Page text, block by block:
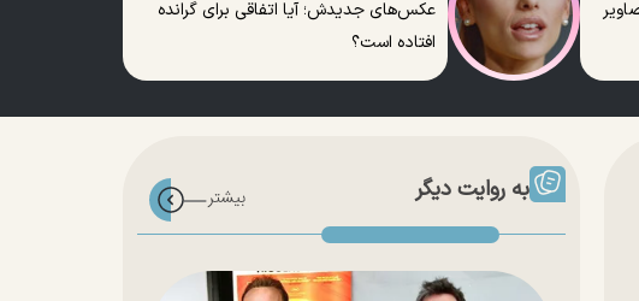
عکس‌های جدیدش؛ آیا اتفاقی برای گرانده
افتاده است؟
به روایت دیگر